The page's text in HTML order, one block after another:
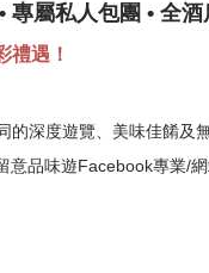
屬私人包團 • 全酒
禮遇！
的深度遊覽、美味佳餚及
意品味遊Facebook專業/